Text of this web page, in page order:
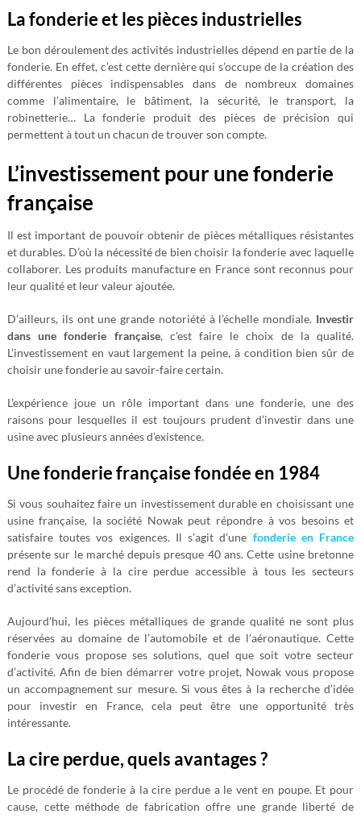
La fonderie et les pièces industrielles
Le bon déroulement des activités industrielles dépend en partie de la
fonderie. En effet, c’est cette dernière qui s’occupe de la création des
différentes pièces indispensables dans de nombreux domaines
comme l’alimentaire, le bâtiment, la sécurité, le transport, la
robinetterie… La fonderie produit des pièces de précision qui
permettent à tout un chacun de trouver son compte.
L’investissement pour une fonderie
française
Il est important de pouvoir obtenir de pièces métalliques résistantes
et durables. D’où la nécessité de bien choisir la fonderie avec laquelle
collaborer. Les produits manufacture en France sont reconnus pour
leur qualité et leur valeur ajoutée.
D’ailleurs, ils ont une grande notoriété à l’échelle mondiale. Investir
dans une fonderie française, c’est faire le choix de la qualité.
L’investissement en vaut largement la peine, à condition bien sûr de
choisir une fonderie au savoir-faire certain.
L’expérience joue un rôle important dans une fonderie, une des
raisons pour lesquelles il est toujours prudent d’investir dans une
usine avec plusieurs années d’existence.
Une fonderie française fondée en 1984
Si vous souhaitez faire un investissement durable en choisissant une
usine française, la société Nowak peut répondre à vos besoins et
satisfaire toutes vos exigences. Il s’agit d’une fonderie en France
présente sur le marché depuis presque 40 ans. Cette usine bretonne
rend la fonderie à la cire perdue accessible à tous les secteurs
d’activité sans exception.
Aujourd’hui, les pièces métalliques de grande qualité ne sont plus
réservées au domaine de l’automobile et de l’aéronautique. Cette
fonderie vous propose ses solutions, quel que soit votre secteur
d’activité. Afin de bien démarrer votre projet, Nowak vous propose
un accompagnement sur mesure. Si vous êtes à la recherche d’idée
pour investir en France, cela peut être une opportunité très
intéressante.
La cire perdue, quels avantages ?
Le procédé de fonderie à la cire perdue a le vent en poupe. Et pour
cause, cette méthode de fabrication offre une grande liberté de